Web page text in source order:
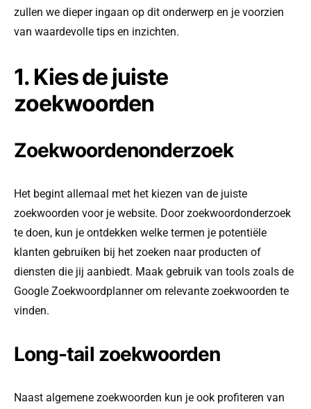
zullen we dieper ingaan op dit onderwerp en je voorzien
van waardevolle tips en inzichten.
1. Kies de juiste
zoekwoorden
Zoekwoordenonderzoek
Het begint allemaal met het kiezen van de juiste
zoekwoorden voor je website. Door zoekwoordonderzoek
te doen, kun je ontdekken welke termen je potentiële
klanten gebruiken bij het zoeken naar producten of
diensten die jij aanbiedt. Maak gebruik van tools zoals de
Google Zoekwoordplanner om relevante zoekwoorden te
vinden.
Long-tail zoekwoorden
Naast algemene zoekwoorden kun je ook profiteren van